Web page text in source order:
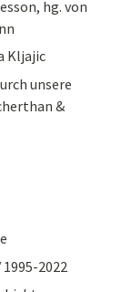
hg. von
Kljajic
unsere
&
2022